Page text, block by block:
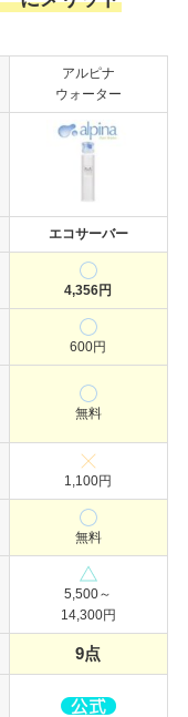
アルピナ
ウォーター
エコサーバー
4,356円
600円
無料
1,100円
無料
5,500～
14,300円
9点